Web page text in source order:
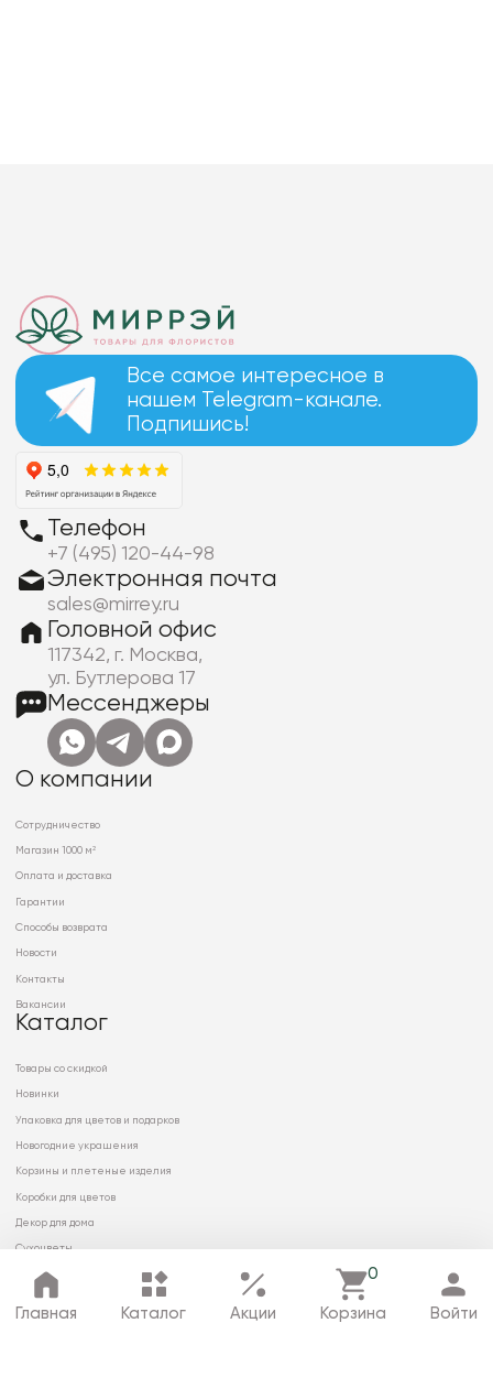
Главная Каталог Акции
0
Корзина Войти
Все самое интересное в
нашем Telegram-канале.
Подпишись!
Телефон
+7 (495) 120-44-98
Электронная почта
sales@mirrey.ru
Головной офис
117342, г. Москва,
ул. Бутлерова 17
Мессенджеры
О компании
Сотрудничество
Магазин 1000 м²
Оплата и доставка
Гарантии
Способы возврата
Новости
Контакты
Вакансии
Каталог
Товары со скидкой
Новинки
Упаковка для цветов и подарков
Новогодние украшения
Корзины и плетеные изделия
Коробки для цветов
Декор для дома
Сухоцветы
© 2026 ООО «МИРРЭЙ»